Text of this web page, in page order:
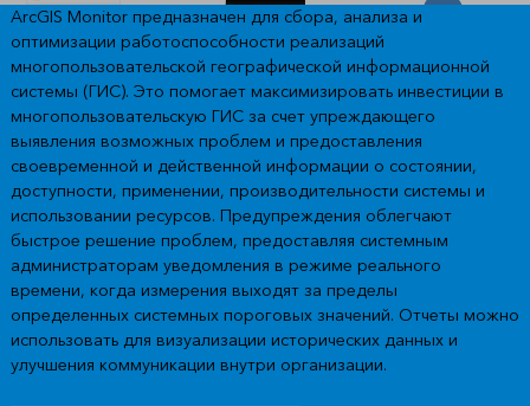
ArcGIS Monitor предназначен для сбора, анализа и
оптимизации работоспособности реализаций
многопользовательской географической информационной
системы (ГИС). Это помогает максимизировать инвестиции в
многопользовательскую ГИС за счет упреждающего
выявления возможных проблем и предоставления
своевременной и действенной информации о состоянии,
доступности, применении, производительности системы и
использовании ресурсов. Предупреждения облегчают
быстрое решение проблем, предоставляя системным
администраторам уведомления в режиме реального
времени, когда измерения выходят за пределы
определенных системных пороговых значений. Отчеты можно
использовать для визуализации исторических данных и
улучшения коммуникации внутри организации.